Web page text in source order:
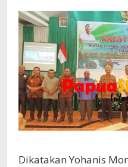
Dikatakan Yohanis